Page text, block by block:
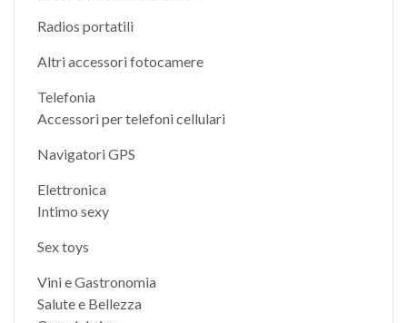
Radios portatili
Altri accessori fotocamere
Telefonia
Accessori per telefoni cellulari
Navigatori GPS
Elettronica
Intimo sexy
Sex toys
Vini e Gastronomia
Salute e Bellezza